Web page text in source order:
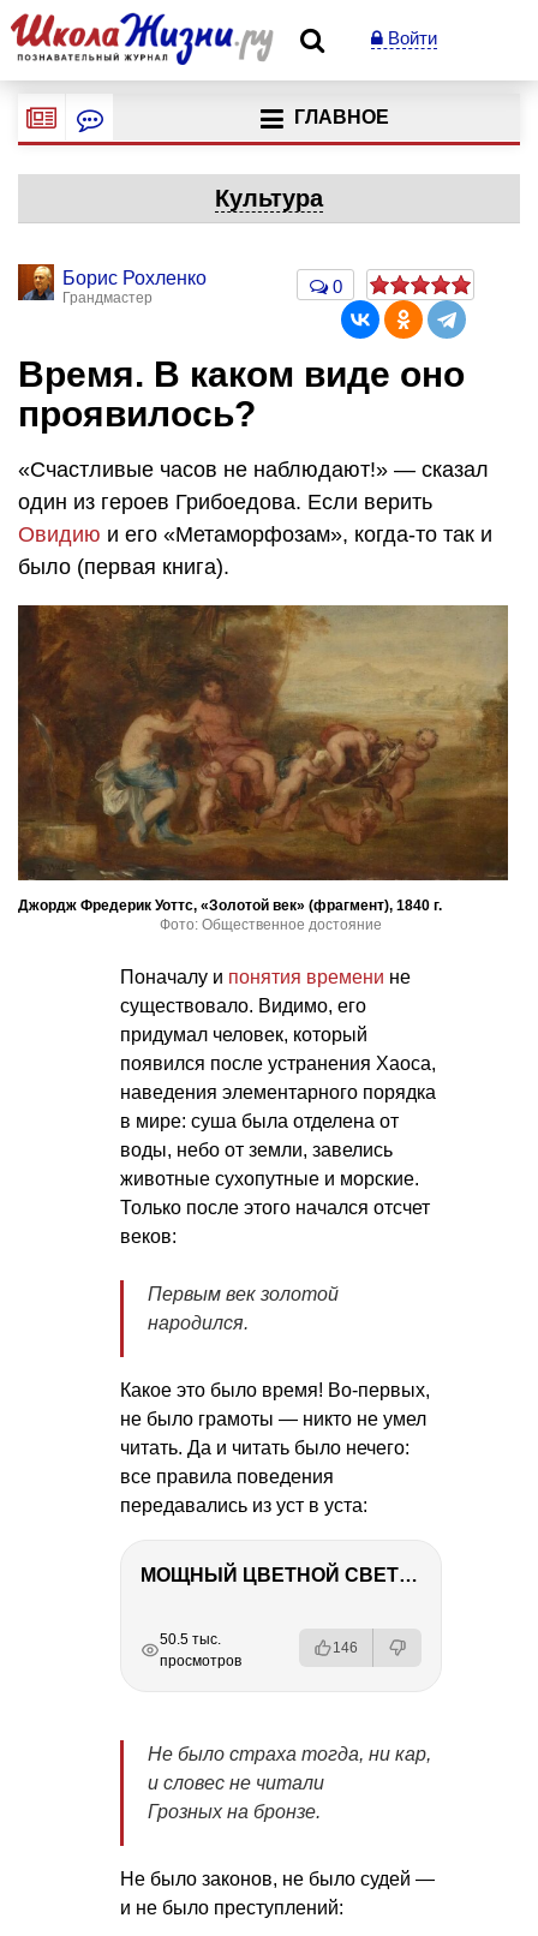
Войти
ГЛАВНОЕ
Культура
Борис Рохленко
Грандмастер
0
Время. В каком виде оно
проявилось?
«Счастливые часов не наблюдают!» — сказал
один из героев Грибоедова. Если верить
Овидию и его «Метаморфозам», когда-то так и
было (первая книга).
Джордж Фредерик Уоттс, «Золотой век» (фрагмент), 1840 г.
Фото: Общественное достояние
Поначалу и понятия времени не
существовало. Видимо, его
придумал человек, который
появился после устранения Хаоса,
наведения элементарного порядка
в мире: суша была отделена от
воды, небо от земли, завелись
животные сухопутные и морские.
Только после этого начался отсчет
веков:
Первым век золотой
народился.
Какое это было время! Во-первых,
не было грамоты — никто не умел
читать. Да и читать было нечего:
все правила поведения
передавались из уст в уста:
МОЩНЫЙ ЦВЕТНОЙ СВЕТ – NANLITE FC-500C
РЕКЛАМА
РЕКЛАМА
РЕКЛАМА
РЕКЛАМА
РЕКЛАМА
50.5 тыс.
просмотров
146
Не было страха тогда, ни кар,
и словес не читали
Грозных на бронзе.
Не было законов, не было судей —
и не было преступлений: